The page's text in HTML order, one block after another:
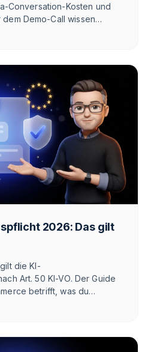
Conversation-Kosten und
Demo-Call wissen
2026: Das gilt
die KI-
Art. 50 KI-VO. Der Guide
betrifft, was du